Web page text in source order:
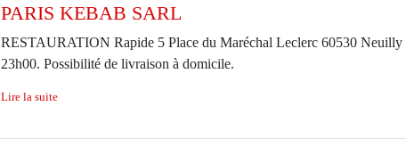
PARIS KEBAB SARL
RESTAURATION Rapide 5 Place du Maréchal Leclerc 60530
23h00. Possibilité de livraison à domicile.
Lire la suite